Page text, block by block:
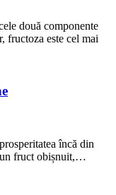
două componente
fructoza este cel mai
încă din
un fruct obișnuit,…